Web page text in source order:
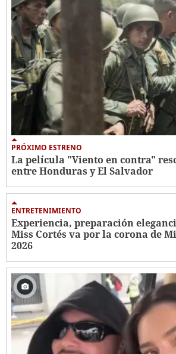
PRÓXIMO ESTRENO
La película "Viento en contra"
entre Honduras y El Salvador
ENTRETENIMIENTO
Experiencia, preparación
Miss Cortés va por la corona de
2026